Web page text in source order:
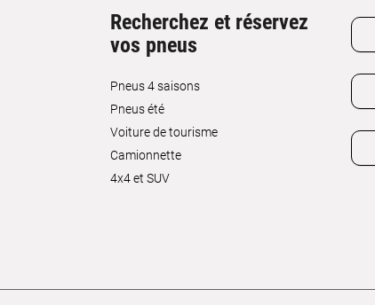
Recherchez et réservez
vos pneus
Pneus 4 saisons
Pneus été
Voiture de tourisme
Camionnette
4x4 et SUV